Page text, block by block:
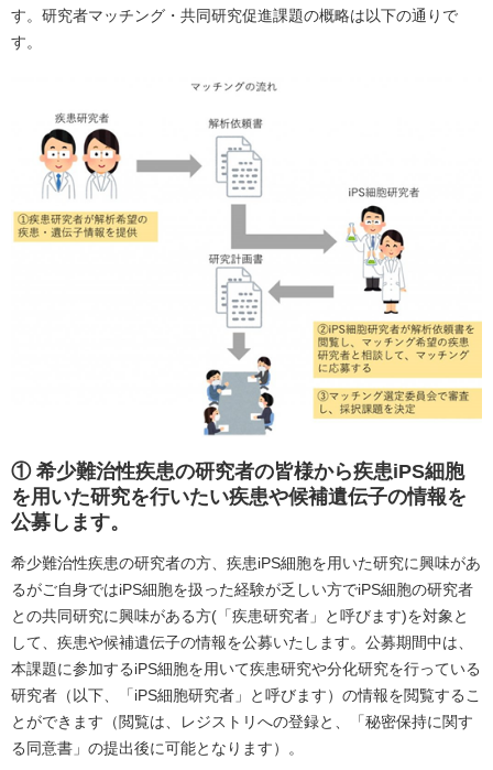
す。研究者マッチング・共同研究促進課題の概略は以下の通りで
す。
① 希少難治性疾患の研究者の皆様から疾患iPS細胞
を用いた研究を行いたい疾患や候補遺伝子の情報を
公募します。
希少難治性疾患の研究者の方、疾患iPS細胞を用いた研究に興味があ
るがご自身ではiPS細胞を扱った経験が乏しい方でiPS細胞の研究者
との共同研究に興味がある方(「疾患研究者」と呼びます)を対象と
して、疾患や候補遺伝子の情報を公募いたします。公募期間中は、
本課題に参加するiPS細胞を用いて疾患研究や分化研究を行っている
研究者（以下、「iPS細胞研究者」と呼びます）の情報を閲覧するこ
とができます（閲覧は、レジストリへの登録と、「秘密保持に関す
る同意書」の提出後に可能となります）。